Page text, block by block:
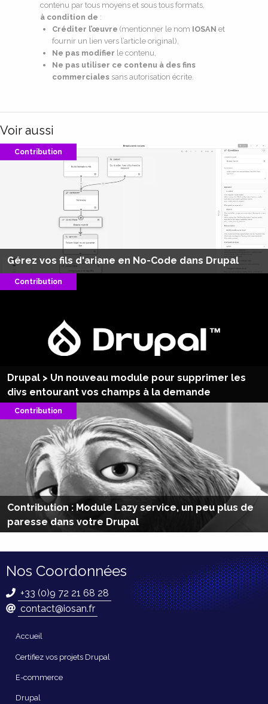
contenu par tous moyens et sous tous formats,
à condition de :
Créditer l’œuvre (mentionner le nom IOSAN et
fournir un lien vers l’article original),
Ne pas modifier le contenu,
Ne pas utiliser ce contenu à des fins
commerciales sans autorisation écrite.
Voir aussi
Contribution
Gérez vos fils d'ariane en No-Code dans Drupal
Contribution
Drupal > Un nouveau module pour supprimer les
divs entourant vos champs à la demande
Contribution
Contribution : Module Lazy service, un peu plus de
paresse dans votre Drupal
Nos Coordonnées
+33 (0)9 72 21 68 28
contact@iosan.fr
Navigation
principale
Accueil
Certifiez vos projets Drupal
E-commerce
Drupal